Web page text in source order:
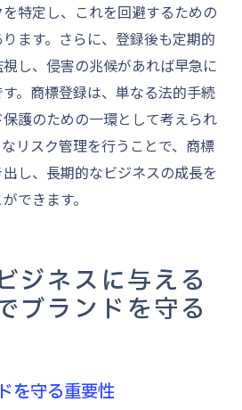
特定し、これを回避するための
ます。さらに、登録後も定期的
し、侵害の兆候があれば早急に
。商標登録は、単なる法的手続
護のための一環として考えられ
リスク管理を行うことで、商標
し、長期的なビジネスの成長を
できます。
ジネスに与える
ブランドを守る
を守る重要性